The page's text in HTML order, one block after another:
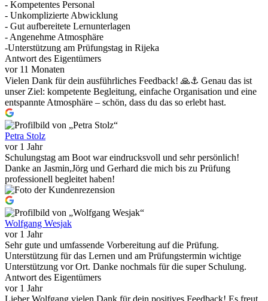
- Kompetentes Personal
- Unkomplizierte Abwicklung
- Gut aufbereitete Lernunterlagen
- Angenehme Atmosphäre
-Unterstützung am Prüfungstag in Rijeka
Antwort des Eigentümers
vor 11 Monaten
Vielen Dank für dein ausführliches Feedback! 🙏⚓️ Genau das ist
unser Ziel: kompetente Begleitung, einfache Organisation und eine
entspannte Atmosphäre – schön, dass du das so erlebt hast.
Petra Stolz
vor 1 Jahr
Schulungstag am Boot war eindrucksvoll und sehr persönlich!
Danke an Jasmin,Jörg und Gerhard die mich bis zu Prüfung
professionell begleitet haben!
Wolfgang Wesjak
vor 1 Jahr
Sehr gute und umfassende Vorbereitung auf die Prüfung.
Unterstützung für das Lernen und am Prüfungstermin wichtige
Unterstützung vor Ort. Danke nochmals für die super Schulung.
Antwort des Eigentümers
vor 1 Jahr